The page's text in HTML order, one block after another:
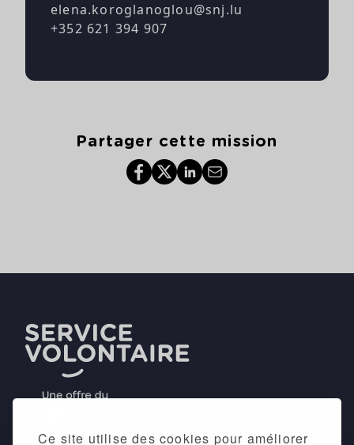
Ce site utilise des cookies pour améliorer
elena.koroglanoglou@snj.lu
+352 621 394 907
Partager cette mission